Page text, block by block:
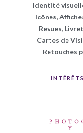
Identité
Icônes,
Revues,
Cartes de
Retouches